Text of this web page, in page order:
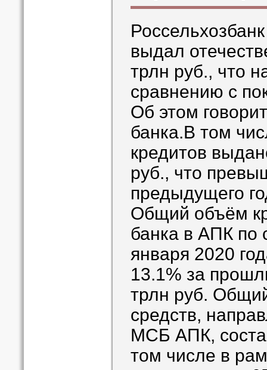
выдал
трлн руб., что
сравнению с
Об этом
банка.В том
кредитов
руб., что
предыдущего
Общий объём
банка в АПК по
января 2020
13.1% за
трлн руб.
средств,
МСБ АПК,
том числе в